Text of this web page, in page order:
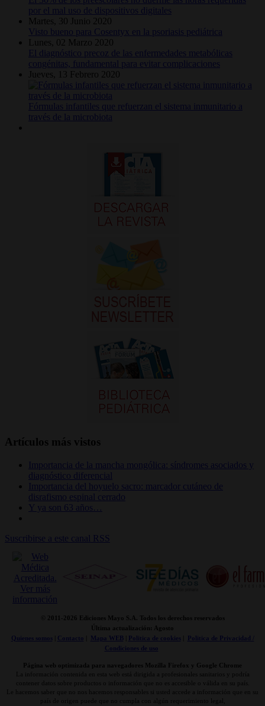
por el mal uso de dispositivos digitales
Martes, 30 Junio 2020
Visto bueno para Cosentyx en la psoriasis pediátrica
Lunes, 02 Marzo 2020
El diagnóstico precoz de las enfermedades metabólicas
congénitas, fundamental para evitar complicaciones
Jueves, 13 Febrero 2020
Fórmulas infantiles que refuerzan el sistema inmunitario a
través de la microbiota
Artículos más vistos
Importancia de la mancha mongólica: síndromes asociados y
diagnóstico diferencial
Importancia del hoyuelo sacro: marcador cutáneo de
disrafismo espinal cerrado
Y ya son 63 años…
Suscribirse a este canal RSS
© 2011- 2026 Ediciones Mayo S.A. Todos los derechos reservados
Última actualización: Agosto
Quienes somos| Contacto Mapa WEB| Politica de cookies|
Politica de Privacidad /
Condiciones de uso
Página web optimizada para navegadores Mozilla Firefox y Google Chrome
La información contenida en esta web está dirigida a profesionales sanitarios y podría
contener datos sobre productos o información que no es accesible o válida en su país.
Le hacemos saber que no nos hacemos responsables si usted accede a información que en su
país de origen puede que no cumpla con algún requerimiento legal,